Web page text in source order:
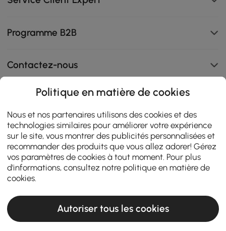
Programme B2B
Contactez-nous
108K
4.9
star
rating
AVIS CERTIFIÉS
Politique en matière de cookies
Nous et nos partenaires utilisons des cookies et des
technologies similaires pour améliorer votre expérience
sur le site, vous montrer des publicités personnalisées et
recommander des produits que vous allez adorer! Gérez
vos paramètres de cookies à tout moment. Pour plus
d'informations, consultez notre politique en matière de
cookies
Autoriser tous les cookies